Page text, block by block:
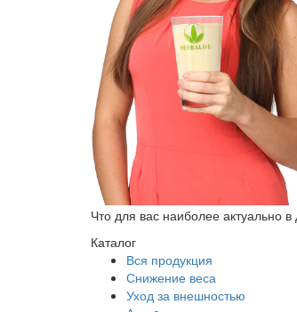
Что для вас наиболее актуально
Каталог
Вся продукция
Снижение веса
Уход за внешностью